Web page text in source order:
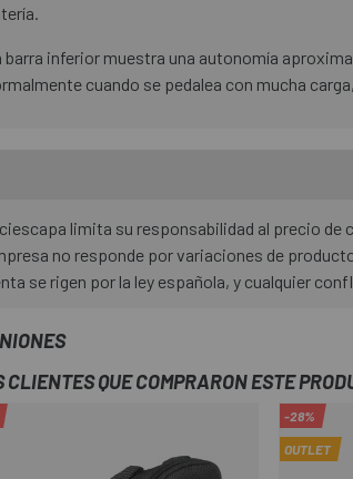
barra inferior muestra una autonomía
cuando se pedalea con mucha
limita su responsabilidad al precio
no responde por variaciones de
se rigen por la ley española, y cualquier
CLIENTES QUE COMPRARON ESTE
-28%
OUTLET